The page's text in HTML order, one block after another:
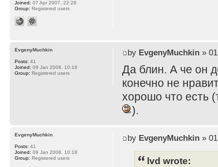
Joined: 07 Apr 2007, 22:28
Group: Registered users
by EvgenyMuchkin» 01
Да блин. А че он
конечно не
хорошо что есть
).
EvgenyMuchkin
Posts: 41
Joined: 09 Jan 2008, 10:18
Group: Registered users
by EvgenyMuchkin» 01
lvd wrote:
EvgenyMuchkin
Posts: 41
Joined: 09 Jan 2008, 10:18
Group: Registered users